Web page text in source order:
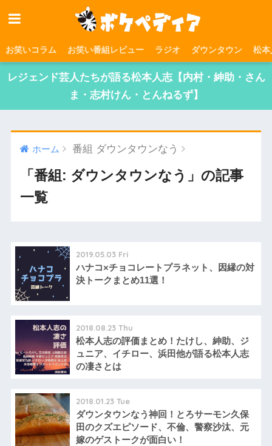
お笑いコラム お笑い番組レビュー ラジオ ダウンタウン 松本
レジェンド芸人たちが語る松本人志【内村・紳助・さん
ま・志村けん・とんねるず】
ホーム 番組 ダウンタウンなう
「番組: ダウンタウンなう」の記事
一覧
2019.05.03 Fri
ハナコ×チョコレートプラネット、因縁の対
決トークまとめ11選！
2018.08.23 Thu
松本人志の評価まとめ！たけし、紳助、ジ
ュニア、イチロー、浜田他が語る松本人志
の凄さとは
2018.01.23 Tue
ダウンタウンなう神回！とろサーモン久保
田のクズエピソード、不倫、警察沙汰、元
嫁のゲストークが面白い！